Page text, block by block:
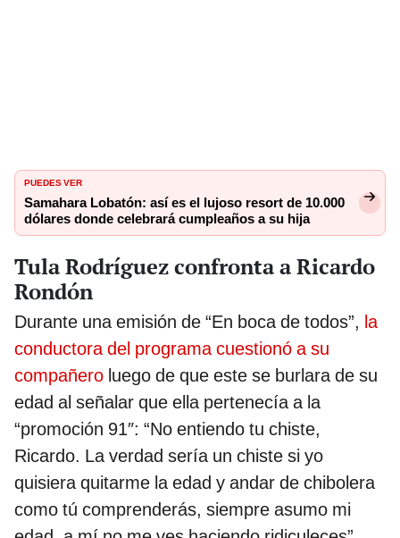
PUEDES VER
Samahara Lobatón: así es el lujoso resort de 10.000
dólares donde celebrará cumpleaños a su hija
Tula Rodríguez confronta a Ricardo
Rondón
Durante una emisión de “En boca de todos”, la
conductora del programa cuestionó a su
compañero luego de que este se burlara de su
edad al señalar que ella pertenecía a la
“promoción 91″: “No entiendo tu chiste,
Ricardo. La verdad sería un chiste si yo
quisiera quitarme la edad y andar de chibolera
como tú comprenderás, siempre asumo mi